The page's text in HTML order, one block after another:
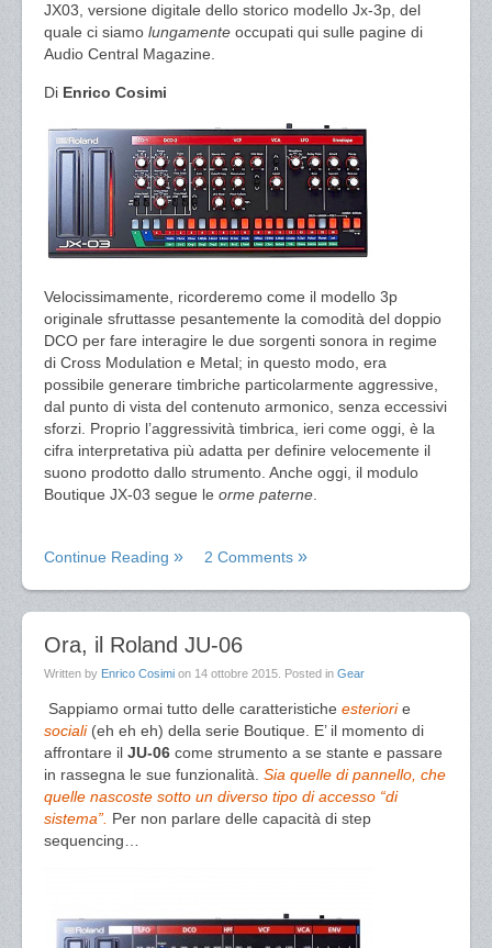
JX03, versione digitale dello storico modello Jx-3p, del
quale ci siamo lungamente occupati qui sulle pagine di
Audio Central Magazine.
Di Enrico Cosimi
Velocissimamente, ricorderemo come il modello 3p
originale sfruttasse pesantemente la comodità del doppio
DCO per fare interagire le due sorgenti sonora in regime
di Cross Modulation e Metal; in questo modo, era
possibile generare timbriche particolarmente aggressive,
dal punto di vista del contenuto armonico, senza eccessivi
sforzi. Proprio l’aggressività timbrica, ieri come oggi, è la
cifra interpretativa più adatta per definire velocemente il
suono prodotto dallo strumento. Anche oggi, il modulo
Boutique JX-03 segue le orme paterne
Continue Reading 2 Comments
Ora, il Roland JU-06
Written by Enrico Cosimi on 14 ottobre 2015 . Posted in Gear
Sappiamo ormai tutto delle caratteristiche esteriorie
sociali (eh eh eh) della serie Boutique. E’ il momento di
affrontare il JU-06 come strumento a se stante e passare
in rassegna le sue funzionalità. Sia quelle di pannello, che
quelle nascoste sotto un diverso tipo di accesso “di
sistema”. Per non parlare delle capacità di step
sequencing…